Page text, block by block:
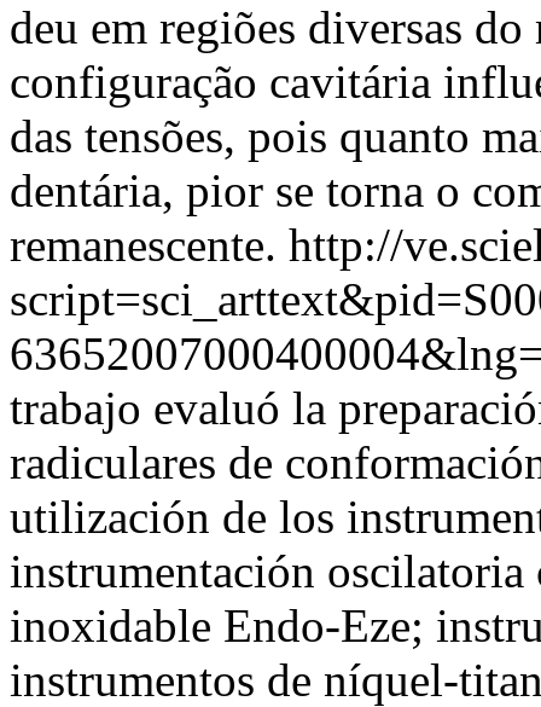
deu em regiões diversas
configuração cavitária
das tensões, pois quanto
dentária, pior se torna o
remanescente. http://
trabajo evaluó la
radiculares de
utilización de los
instrumentación oscilatoria
inoxidable Endo-Eze;
instrumentos de níquel-